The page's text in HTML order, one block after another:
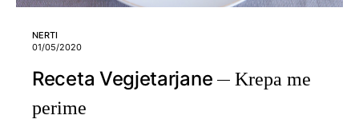
NERTI
01/05/2020
Receta Vegjetarjane
Krepa me
perime